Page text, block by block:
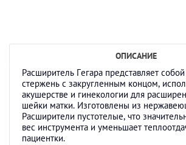
ОПИСАНИЕ
Расширитель Гегара представляет
стержень с закругленным концом,
акушерстве и гинекологии для
шейки матки. Изготовлены из
Расширители пустотелые, что
вес инструмента и уменьшает
пациентки.